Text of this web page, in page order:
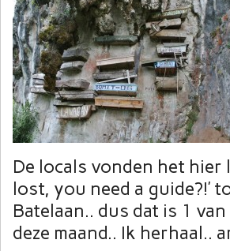
De locals vonden het hier
lost, you need a guide?!’
Batelaan.. dus dat is 1
deze maand.. Ik herhaal..